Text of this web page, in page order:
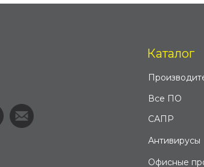
Все ПО
Антивирусы
Офисные
Каталог
САПР